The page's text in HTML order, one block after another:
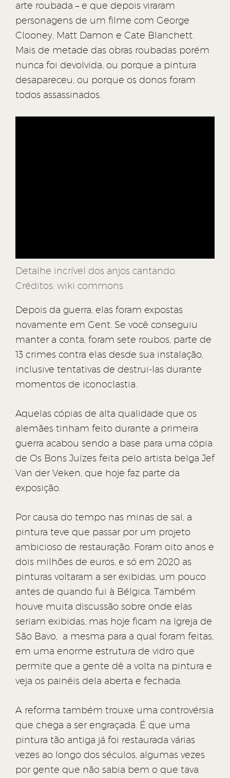
arte roubada – e que depois viraram
personagens de um filme com George
Clooney, Matt Damon e Cate Blanchett.
Mais de metade das obras roubadas porém
nunca foi devolvida, ou porque a pintura
desapareceu, ou porque os donos foram
todos assassinados.
Detalhe incrível dos anjos cantando.
Créditos: wiki commons
Depois da guerra, elas foram expostas
novamente em Gent. Se você conseguiu
manter a conta, foram sete roubos, parte de
13 crimes contra elas desde sua instalação,
inclusive tentativas de destrui-las durante
momentos de iconoclastia.
Aquelas cópias de alta qualidade que os
alemães tinham feito durante a primeira
guerra acabou sendo a base para uma cópia
de Os Bons Juízes feita pelo artista belga Jef
Van der Veken, que hoje faz parte da
exposição.
Por causa do tempo nas minas de sal, a
pintura teve que passar por um projeto
ambicioso de restauração. Foram oito anos e
dois milhões de euros, e só em 2020 as
pinturas voltaram a ser exibidas, um pouco
antes de quando fui à Bélgica. Também
houve muita discussão sobre onde elas
seriam exibidas, mas hoje ficam na Igreja de
São Bavo, a mesma para a qual foram feitas,
em uma enorme estrutura de vidro que
permite que a gente dê a volta na pintura e
veja os painéis dela aberta e fechada.
A reforma também trouxe uma controvérsia
que chega a ser engraçada. É que uma
pintura tão antiga já foi restaurada várias
vezes ao longo dos séculos, algumas vezes
por gente que não sabia bem o que tava